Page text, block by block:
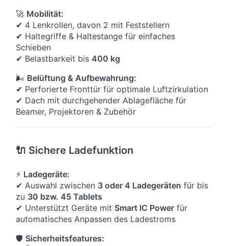
🚀 Mobilität:
✔ 4 Lenkrollen, davon 2 mit Feststellern
✔ Haltegriffe & Haltestange für einfaches
Schieben
✔ Belastbarkeit bis 400 kg
🌬 Belüftung & Aufbewahrung:
✔ Perforierte Fronttür für optimale Luftzirkulation
✔ Dach mit durchgehender Ablagefläche für
Beamer, Projektoren & Zubehör
🔌 Sichere Ladefunktion
⚡ Ladegeräte:
✔ Auswahl zwischen 3 oder 4 Ladegeräten für bis
zu 30 bzw. 45 Tablets
✔ Unterstützt Geräte mit Smart IC Power für
automatisches Anpassen des Ladestroms
🛡 Sicherheitsfeatures: